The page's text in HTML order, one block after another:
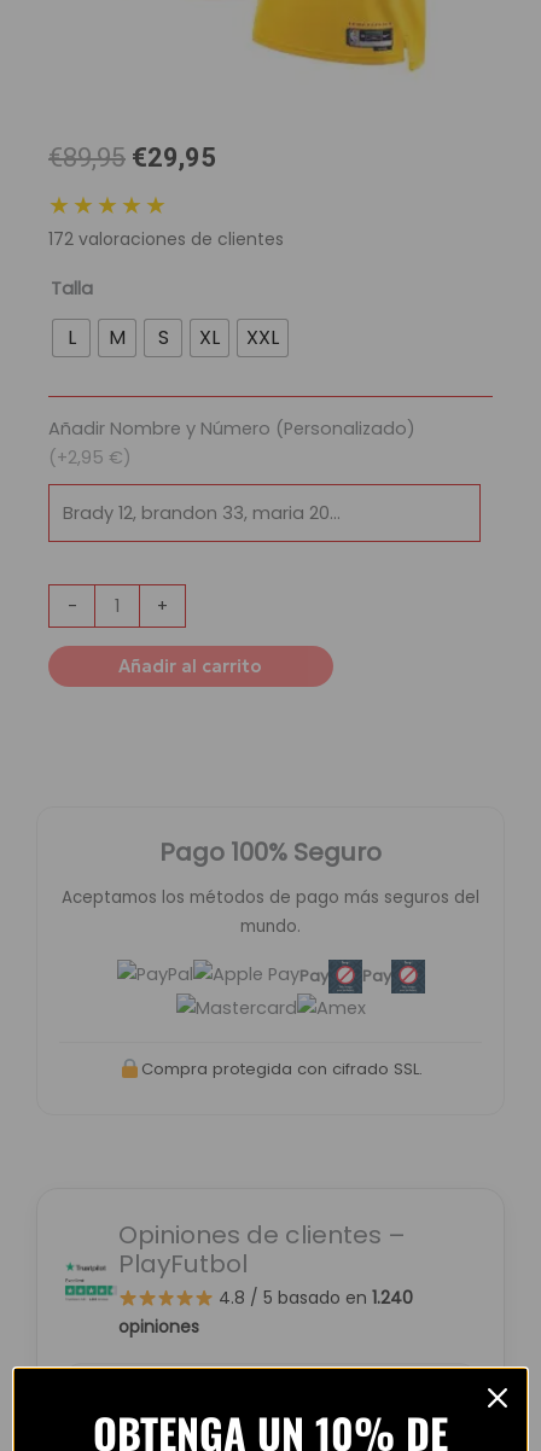
€89,95 El
original
era:
€29,95
es:
★★★★★
172 valoraciones de clientes
Talla
L M S XL XXL
Añadir Nombre y Número (Personalizado)
(+2,95 €)
-
Camiseta
NBA
Los
Lakers
cantidad
+
Añadir al carrito
Pago 100% Seguro
Aceptamos los métodos de pago más seguros del
mundo.
Pay Pay
Compra protegida con cifrado SSL.
Opiniones de clientes –
PlayFutbol
4.8 / 5 basado en 1.240
opiniones
“Camiseta mejor de lo esperado. El envío
OBTENGA UN 10% DE